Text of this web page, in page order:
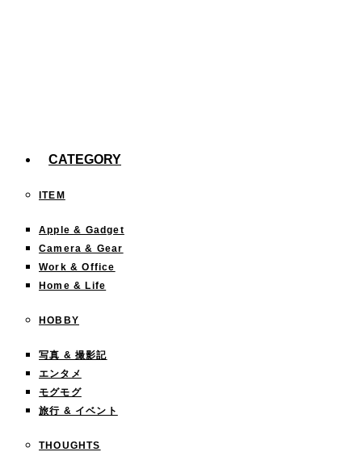
CATEGORY
ITEM
Apple & Gadget
Camera & Gear
Work & Office
Home & Life
HOBBY
写真 & 撮影記
エンタメ
モグモグ
旅行 & イベント
THOUGHTS